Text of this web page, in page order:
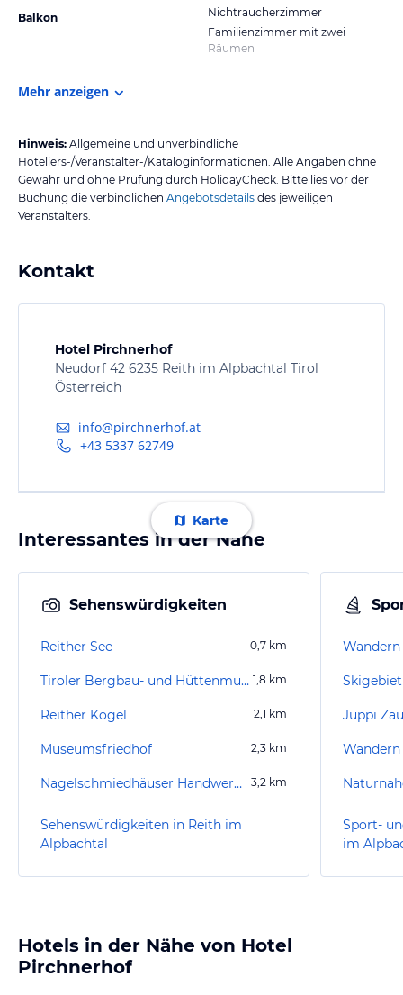
Balkon
Nichtraucherzimmer
Familienzimmer mit zwei
Räumen
Mehr anzeigen
Hinweis: Allgemeine und unverbindliche
Hoteliers-/Veranstalter-/Kataloginformationen. Alle Angaben ohne
Gewähr und ohne Prüfung durch HolidayCheck. Bitte lies vor der
Buchung die verbindlichen Angebotsdetails des jeweiligen
Veranstalters.
Kontakt
Hotel Pirchnerhof
Neudorf 42 6235 Reith im Alpbachtal Tirol
Österreich
info@pirchnerhof.at
+43 5337 62749
Karte
Interessantes in der Nähe
Sehenswürdigkeiten
Reither See 0,7 km
Tiroler Bergbau- und Hüttenmuseum 1,8 km
Reither Kogel 2,1 km
Museumsfriedhof 2,3 km
Nagelschmiedhäuser Handwerkskunst-Museum 3,2 km
Sehenswürdigkeiten in Reith im
Alpbachtal
Juppi
Sport-
im
Hotels in der Nähe von Hotel
Pirchnerhof